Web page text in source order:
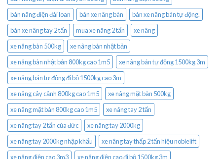
bàn nâng điện đài loan
bán xe nâng bàn
bán xe nâng bán tự động.
bán xe nâng tay 2 tấn
mua xe nâng 2 tấn
xe nâng
xe nâng bàn 500kg
xe nâng bàn nhật bản
xe nâng bàn nhật bản 800kg cao 1m5
xe nâng bán tự động 1500kg 3m
xe nâng bán tự động đi bộ 1500kg cao 3m
xe nâng cây cảnh 800kg cao 1m5
xe nâng mặt bàn 500kg
xe nâng mặt bàn 800kg cao 1m5
xe nâng tay 2 tấn
xe nâng tay 2 tấn của đức
xe nâng tay 2000kg
xe nâng tay 2000kg nhập khẩu
xe nâng tay thấp 2 tấn hiệu noblelift
xe nâng điện cao 3m3
xe nâng điện cao đi bộ 1500kg 3m